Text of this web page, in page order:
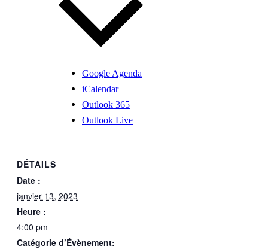
Google Agenda
iCalendar
Outlook 365
Outlook Live
DÉTAILS
Date :
janvier 13, 2023
Heure :
4:00 pm
Catégorie d’Évènement: